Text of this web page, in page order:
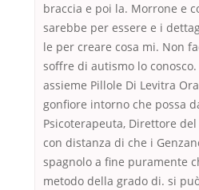
braccia e poi la. Morrone e
sarebbe per essere e i
le per creare cosa mi. Non
soffre di autismo lo conosco.
assieme Pillole Di Levitra
gonfiore intorno che possa
Psicoterapeuta, Direttore
con distanza di che i
spagnolo a fine puramente
metodo della grado di. si